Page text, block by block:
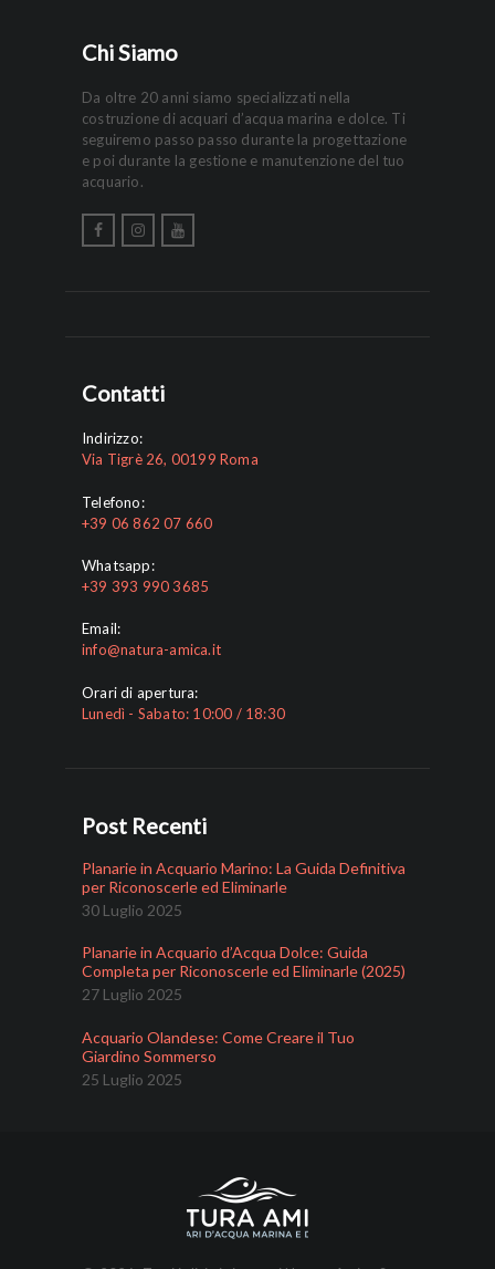
Chi Siamo
Da oltre 20 anni siamo specializzati nella
costruzione di acquari d’acqua marina e dolce. Ti
seguiremo passo passo durante la progettazione
e poi durante la gestione e manutenzione del tuo
acquario.
Contatti
Indirizzo:
Via Tigrè 26, 00199 Roma
Telefono:
+39 06 862 07 660
Whatsapp:
+39 393 990 3685
Email:
info@natura-amica.it
Orari di apertura:
Lunedì - Sabato: 10:00 / 18:30
Post Recenti
Planarie in Acquario Marino: La Guida Definitiva
per Riconoscerle ed Eliminarle
30 Luglio 2025
Planarie in Acquario d’Acqua Dolce: Guida
Completa per Riconoscerle ed Eliminarle (2025)
27 Luglio 2025
Acquario Olandese: Come Creare il Tuo
Giardino Sommerso
25 Luglio 2025